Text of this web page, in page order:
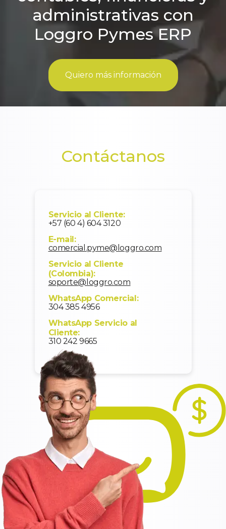
administrativas con
Loggro Pymes ERP
Quiero más información
Contáctanos
Servicio al Cliente:
+57 (60 4) 604 3120
E-mail:
comercial.pyme@loggro.com
Servicio al Cliente
(Colombia):
soporte@loggro.com
WhatsApp Comercial:
304 385 4956
WhatsApp Servicio al
Cliente:
310 242 9665